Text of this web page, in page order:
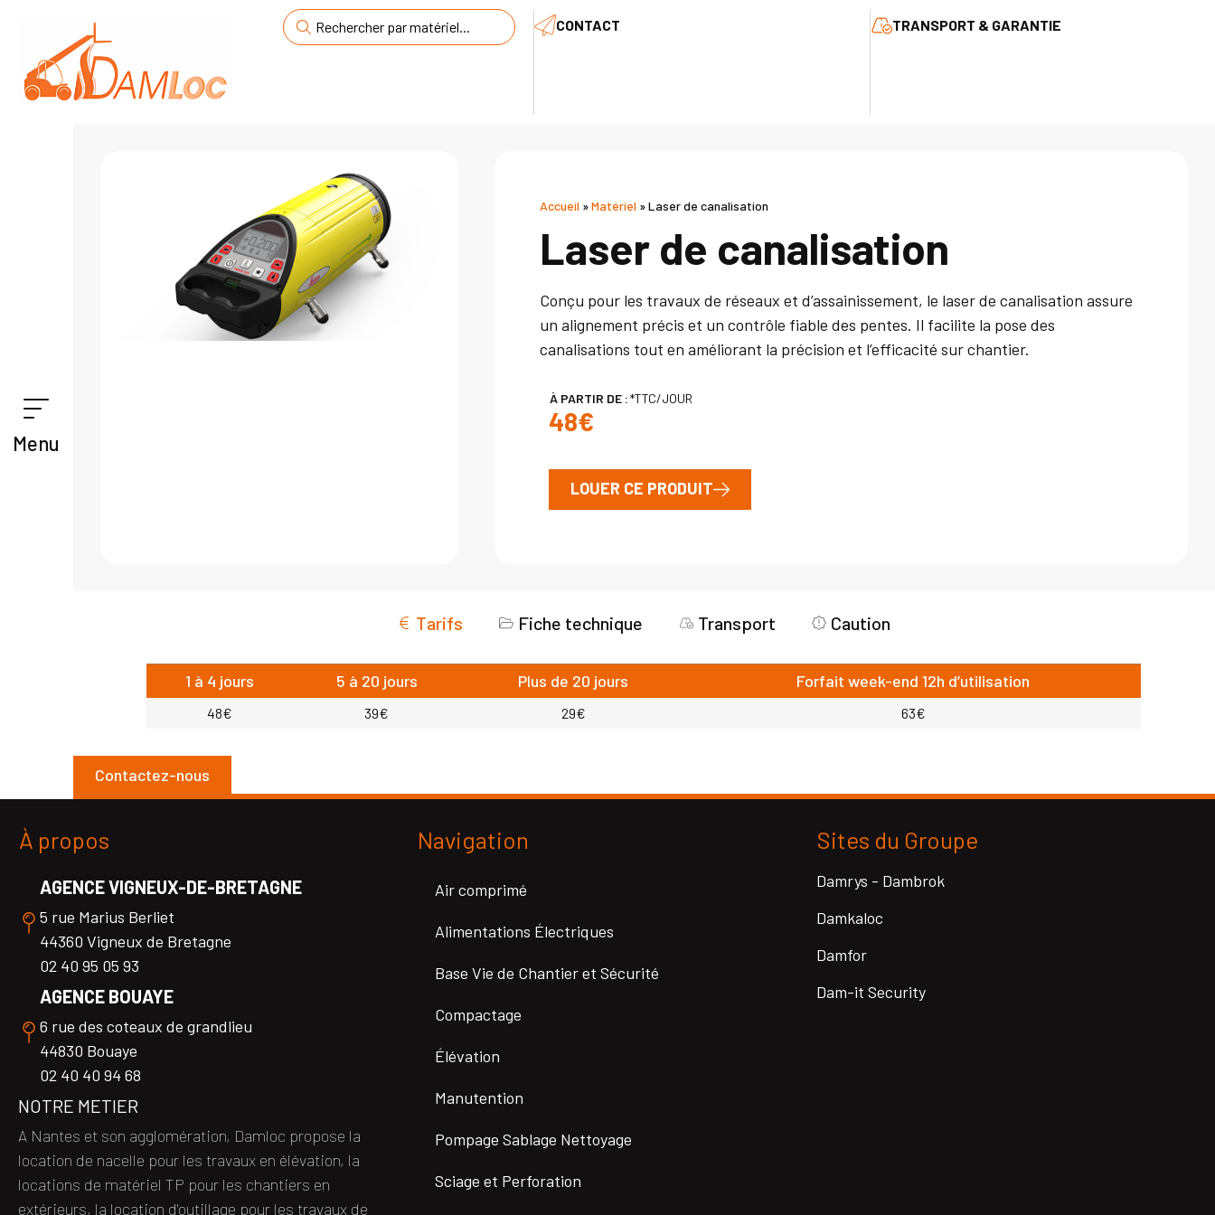
CONTACT TRANSPORT & GARANTIE
Menu
Accueil »Matériel »Laser de canalisation
Laser de canalisation
Conçu pour les travaux de réseaux et d’assainissement, le laser de canalisation assure
un alignement précis et un contrôle fiable des pentes. Il facilite la pose des
canalisations tout en améliorant la précision et l’efficacité sur chantier.
À PARTIR DE :
48€
*TTC/JOUR
LOUER CE PRODUIT
Tarifs Fiche technique Transport Caution
1 à 4 jours 5 à 20 jours Plus de 20 jours Forfait week-end 12h d’utilisation
48€ 39€ 29€ 63€
Contactez-nous
À propos
AGENCE VIGNEUX-DE-BRETAGNE
5 rue Marius Berliet
44360 Vigneux de Bretagne
02 40 95 05 93
AGENCE BOUAYE
6 rue des coteaux de grandlieu
44830 Bouaye
02 40 40 94 68
NOTRE METIER
A Nantes et son agglomération, Damloc propose la
location de nacelle pour les travaux en élévation, la
locations de matériel TP pour les chantiers en
extérieurs, la location d'outillage pour les travaux de
Navigation
Air comprimé
Alimentations Électriques
Base Vie de Chantier et Sécurité
Compactage
Élévation
Manutention
Pompage Sablage Nettoyage
Sciage et Perforation
Sites du Groupe
Damrys - Dambrok
Damkaloc
Damfor
Dam-it Security